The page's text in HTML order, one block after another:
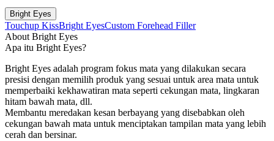
Bright Eyes
Touchup KissBright EyesCustom Forehead Filler
About Bright Eyes
Apa itu Bright Eyes?
Bright Eyes adalah program fokus mata yang dilakukan secara
presisi dengan memilih produk yang sesuai untuk area mata untuk
memperbaiki kekhawatiran mata seperti cekungan mata, lingkaran
hitam bawah mata, dll.
Membantu meredakan kesan berbayang yang disebabkan oleh
cekungan bawah mata untuk menciptakan tampilan mata yang lebih
cerah dan bersinar.